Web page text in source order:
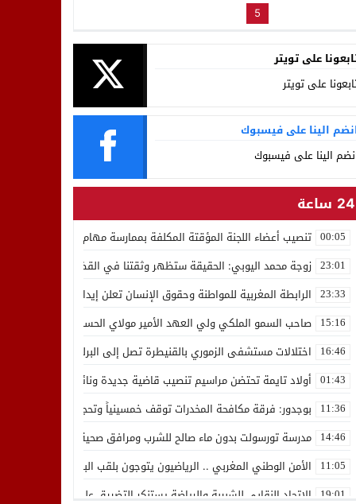
5
على تويتر
على تويتر
الينا على فيسبوك
الينا على فيسبوك
24 ساعة
00:05 تنصيب أعضاء اللجنة المؤقتة المكلفة بممارسة مهام المجلس الوطني
23:01 زوجة محمد اليوبي: الحقيقة ستظهر وثقتنا في القضاء ثابتة
23:33 الرابطة المغربية للمواطنة وحقوق الإنسان تعلن إيداع رئيسها
15:16 صاحب السمو الملكي ولي العهد الأمير مولاي الحسن يدشن “برج
16:46 اختلالات مستشفى الزموري بالقنيطرة تصل إلى البرلمان واستقالة
01:43 أولاد تايمة تحتضن مراسيم تنصيب قاضية جديدة ونائب لوكيل الملك
11:36 بوجدور: فرقة مكافحة المخدرات توقف خمسينياً وتحجز 10 كيلوغرامات من الشيرا
14:46 مدرسة تورسولت بدون ماء صالح للشرب ومرافق صحية في وضعية
11:05 الأمن الوطني المغربي .. الرياضيون يتوجون بلقب البطولة العربية
19:01 الاتحاد النقابي للشبيبة والرياضة يستنكر التضييق على الموظفين